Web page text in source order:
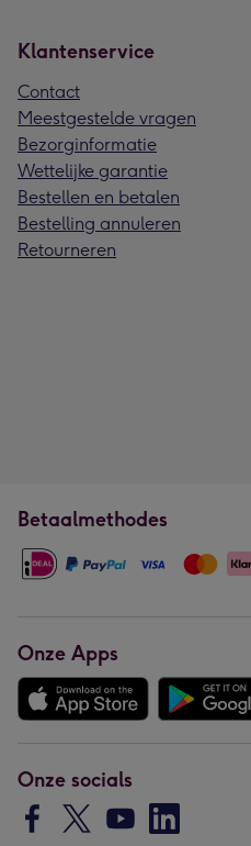
Klantenservice
Contact
Meestgestelde vragen
Bezorginformatie
Wettelijke garantie
Bestellen en betalen
Bestelling annuleren
Retourneren
Betaalmethodes
Onze Apps
Onze socials